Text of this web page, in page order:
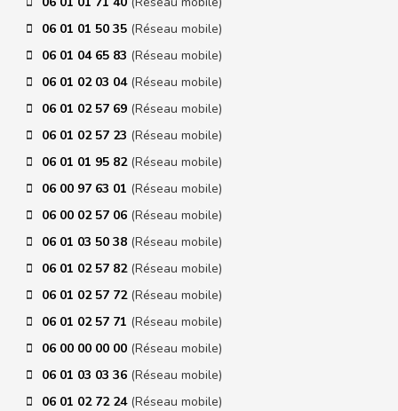
06 01 01 50 35 (Réseau mobile)
06 01 04 65 83 (Réseau mobile)
06 01 02 03 04 (Réseau mobile)
06 01 02 57 69 (Réseau mobile)
06 01 02 57 23 (Réseau mobile)
06 01 01 95 82 (Réseau mobile)
06 00 97 63 01 (Réseau mobile)
06 00 02 57 06 (Réseau mobile)
06 01 03 50 38 (Réseau mobile)
06 01 02 57 82 (Réseau mobile)
06 01 02 57 72 (Réseau mobile)
06 01 02 57 71 (Réseau mobile)
06 00 00 00 00 (Réseau mobile)
06 01 03 03 36 (Réseau mobile)
06 01 02 72 24 (Réseau mobile)